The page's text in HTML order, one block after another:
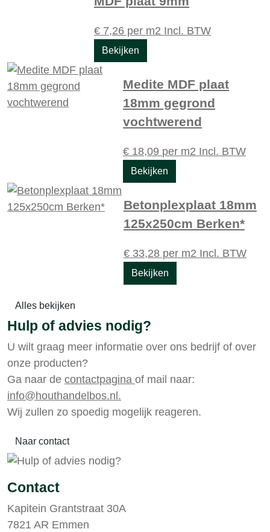
€ 7,26 per m2 Incl. BTW
Bekijken
Medite MDF plaat
18mm gegrond
vochtwerend
€ 18,09 per m2 Incl. BTW
Bekijken
Betonplexplaat 18mm
125x250cm Berken*
€33,28per m2 Incl. BTW
Bekijken
Alles bekijken
Hulp of advies nodig?
U wilt graag meer informatie over ons bedrijf of over
onze producten?
Ga naar de contactpagina of mail naar:
info@houthandelbos.nl.
Wij zullen zo spoedig mogelijk reageren.
Naar contact
Contact
Kapitein Grantstraat 30A
7821 AR Emmen